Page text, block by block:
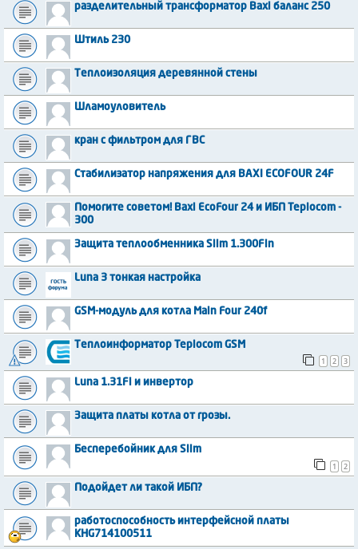
разделительный трансформатор Baxi баланс 250
Штиль 230
Теплоизоляция деревянной стены
Шламоуловитель
кран с фильтром для ГВС
Стабилизатор напряжения для BAXI ECOFOUR 24F
Помогите советом! Baxi EcoFour 24 и ИБП Teplocom -
300
Защита теплообменника Slim 1.300Fin
Luna 3 тонкая настройка
GSM-модуль для котла Main Four 240f
Теплоинформатор Teplocom GSM
1
2 3
Luna 1.31Fi и инвертор
Защита платы котла от грозы.
Бесперебойник для Slim
1
2
Подойдет ли такой ИБП?
работоспособность интерфейсной платы
KHG714100511